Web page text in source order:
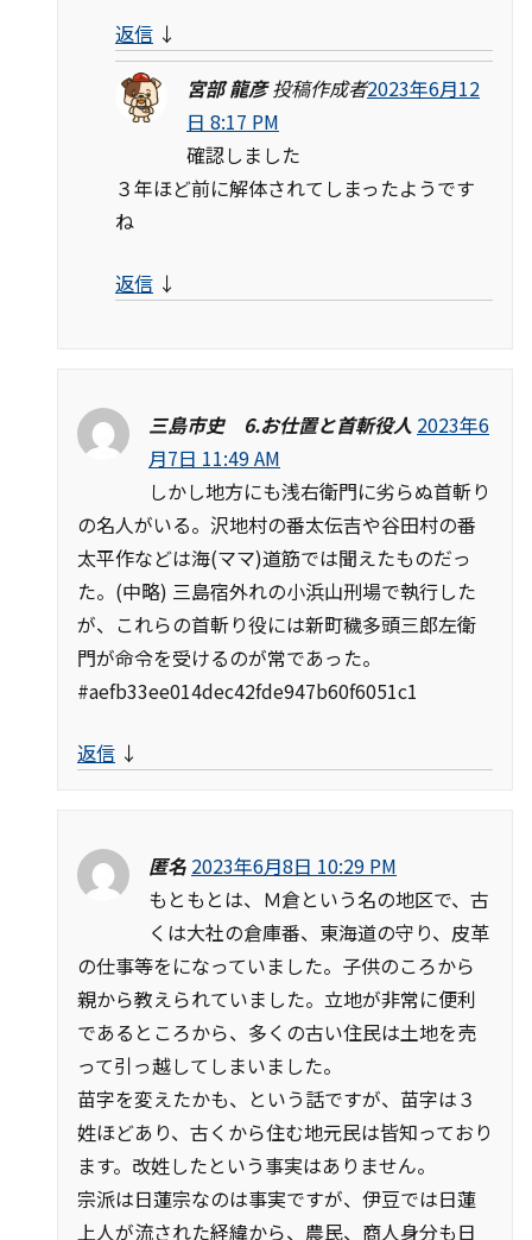
返信 ↓
宮部 龍彦 投稿作成者2023年6月12
日 8:17 PM
確認しました
３年ほど前に解体されてしまったようです
ね
返信 ↓
三島市史 6.お仕置と首斬役人 2023年6
月7日 11:49 AM
しかし地方にも浅右衛門に劣らぬ首斬り
の名人がいる。沢地村の番太伝吉や谷田村の番
太平作などは海(ママ)道筋では聞えたものだっ
た。(中略) 三島宿外れの小浜山刑場で執行した
が、これらの首斬り役には新町穢多頭三郎左衛
門が命令を受けるのが常であった。
#aefb33ee014dec42fde947b60f6051c1
返信 ↓
匿名 2023年6月8日 10:29 PM
もともとは、Ｍ倉という名の地区で、古
くは大社の倉庫番、東海道の守り、皮革
の仕事等をになっていました。子供のころから
親から教えられていました。立地が非常に便利
であるところから、多くの古い住民は土地を売
って引っ越してしまいました。
苗字を変えたかも、という話ですが、苗字は３
姓ほどあり、古くから住む地元民は皆知っており
ます。改姓したという事実はありません。
宗派は日蓮宗なのは事実ですが、伊豆では日蓮
上人が流された経緯から、農民、商人身分も日